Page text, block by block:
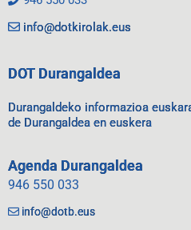
info@dotkirolak.eus
DOT Durangaldea
Durangaldeko informazioa
de Durangaldea en euskera
Agenda Durangaldea
946 550 033
info@dotb.eus